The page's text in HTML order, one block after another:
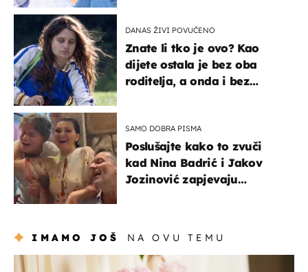
DANAS ŽIVI POVUČENO
Znate li tko je ovo? Kao
dijete ostala je bez oba
roditelja, a onda i bez
SAMO DOBRA PISMA
Poslušajte kako to zvuči
kad Nina Badrić i Jakov
Jozinović zapjevaju
IMAMO JOŠ NA OVU TEMU
moda & ljepota